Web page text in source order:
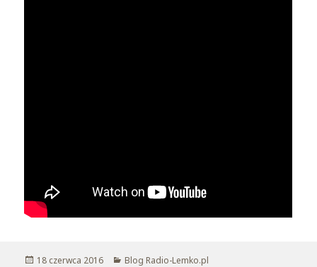
Opublikowano
18 czerwca 2016 Kategorie
Blog Radio-Lemko.pl